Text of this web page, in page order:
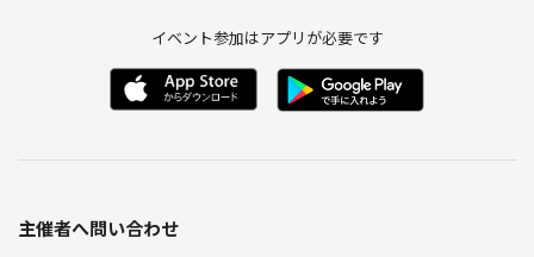
（飲食店勤務 20代男性）
・私が長年追い求めたいたものがこの会なら見つかるかも！と思いまし
（経営者 40代男性）
イベント参加はアプリが必要です
主催者へ問い合わせ